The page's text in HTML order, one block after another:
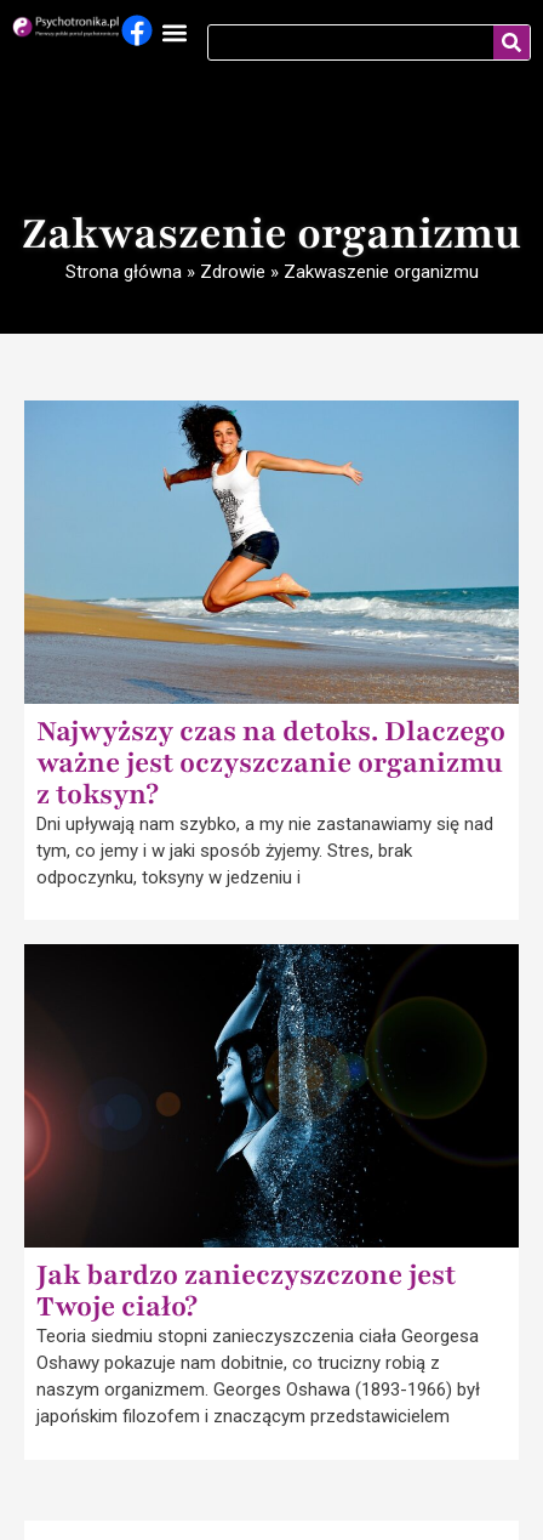
Zakwaszenie organizmu
Strona główna» Zdrowie » Zakwaszenie organizmu
Najwyższy czas na detoks. Dlaczego
ważne jest oczyszczanie organizmu
z toksyn?
Dni upływają nam szybko, a my nie zastanawiamy się nad
tym, co jemy i w jaki sposób żyjemy. Stres, brak
odpoczynku, toksyny w jedzeniu i
Jak bardzo zanieczyszczone jest
Twoje ciało?
Teoria siedmiu stopni zanieczyszczenia ciała Georgesa
Oshawy pokazuje nam dobitnie, co trucizny robią z
naszym organizmem. Georges Oshawa (1893-1966) był
japońskim filozofem i znaczącym przedstawicielem